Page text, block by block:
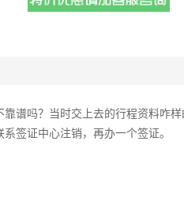
靠谱吗？当时交上去的行程资料咋
签证中心注销，再办一个签证。